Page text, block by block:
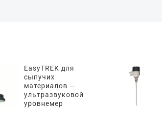
EasyTREK для
сыпучих
материалов —
ультразвуковой
уровнемер